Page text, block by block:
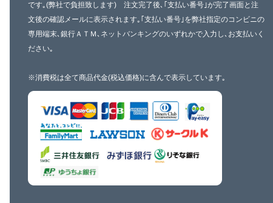
です｡(弊社で負担致します) 注文完了後､｢支払い番号｣が完了画面と注
文後の確認メールに表示されます｡｢支払い番号｣を弊社指定のコンビニの
専用端末､銀行ＡＴＭ､ネットバンキングのいずれかで入力し､お支払いく
ださい｡
※消費税は全て商品代金(税込価格)に含んで表示しています｡